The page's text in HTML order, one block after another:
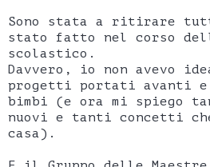
Sono stata a ritirare
stato fatto nel corso
scolastico.
Davvero, io non avevo
progetti portati avanti
bimbi (e ora mi spiego
nuovi e tanti concetti
casa).